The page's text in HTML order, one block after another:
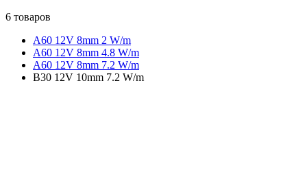
6 товаров
A60 12V 8mm 2 W/m
A60 12V 8mm 4.8 W/m
A60 12V 8mm 7.2 W/m
B30 12V 10mm 7.2 W/m